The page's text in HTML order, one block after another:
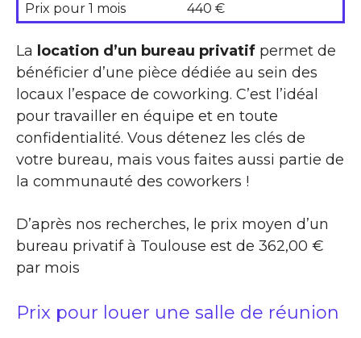
Prix pour 1 mois
440 €
La location d’un bureau privatif permet de
bénéficier d’une pièce dédiée au sein des
locaux l’espace de coworking. C’est l’idéal
pour travailler en équipe et en toute
confidentialité. Vous détenez les clés de
votre bureau, mais vous faites aussi partie de
la communauté des coworkers !
D’après nos recherches, le prix moyen d’un
bureau privatif à Toulouse est de 362,00 €
par mois
Prix pour louer une salle de réunion